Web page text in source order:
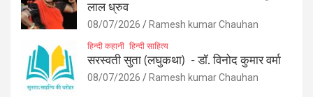
लाल ध्रुव
08/07/2026 Ramesh kumar Chauhan
हिन्दी कहानी हिन्दी साहित्य
सरस्वती सुता (लघुकथा) ​- डॉ. विनोद कुमार वर्मा
08/07/2026 Ramesh kumar Chauhan